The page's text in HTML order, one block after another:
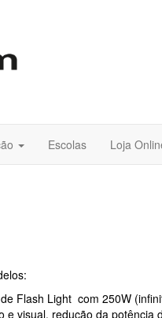
Escolas Loja
de Flash Light com 250W
e visual, redução da